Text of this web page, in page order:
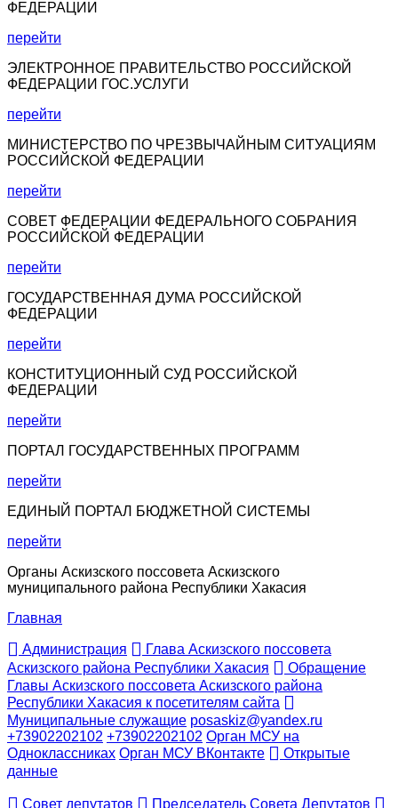
ФЕДЕРАЦИИ
перейти
ЭЛЕКТРОННОЕ ПРАВИТЕЛЬСТВО РОССИЙСКОЙ
ФЕДЕРАЦИИ ГОС.УСЛУГИ
перейти
МИНИСТЕРСТВО ПО ЧРЕЗВЫЧАЙНЫМ СИТУАЦИЯМ
РОССИЙСКОЙ ФЕДЕРАЦИИ
перейти
СОВЕТ ФЕДЕРАЦИИ ФЕДЕРАЛЬНОГО СОБРАНИЯ
РОССИЙСКОЙ ФЕДЕРАЦИИ
перейти
ГОСУДАРСТВЕННАЯ ДУМА РОССИЙСКОЙ
ФЕДЕРАЦИИ
перейти
КОНСТИТУЦИОННЫЙ СУД РОССИЙСКОЙ
ФЕДЕРАЦИИ
перейти
ПОРТАЛ ГОСУДАРСТВЕННЫХ ПРОГРАММ
перейти
ЕДИНЫЙ ПОРТАЛ БЮДЖЕТНОЙ СИСТЕМЫ
перейти
Органы Аскизского поссовета Аскизского
муниципального района Республики Хакасия
Главная
Администрация
Глава Аскизского поссовета
Аскизского района Республики Хакасия
Обращение
Главы Аскизского поссовета Аскизского района
Республики Хакасия к посетителям сайта
Муниципальные служащие posaskiz@yandex.ru
+73902202102 +73902202102 Орган МСУ на
Одноклассниках Орган МСУ ВКонтакте
Открытые
данные
Совет депутатов
Председатель Совета Депутатов